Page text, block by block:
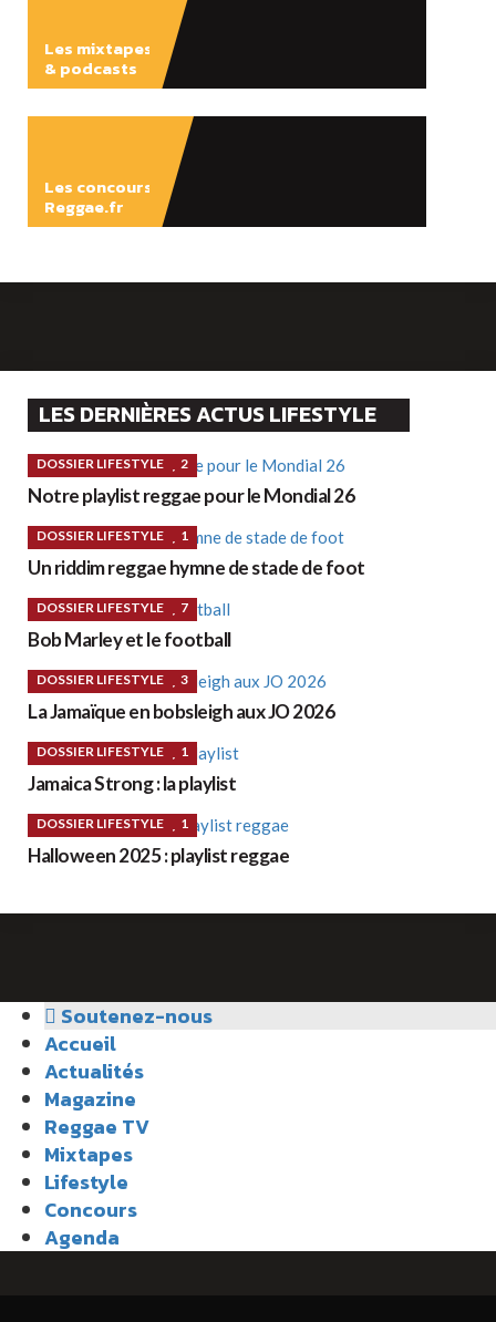
Les mixtapes
& podcasts
Les concours
Reggae.fr
LES DERNIÈRES ACTUS LIFESTYLE
DOSSIER LIFESTYLE 2
Notre playlist reggae pour le Mondial 26
DOSSIER LIFESTYLE 1
Un riddim reggae hymne de stade de foot
DOSSIER LIFESTYLE 7
Bob Marley et le football
DOSSIER LIFESTYLE 3
La Jamaïque en bobsleigh aux JO 2026
DOSSIER LIFESTYLE 1
Jamaica Strong : la playlist
DOSSIER LIFESTYLE 1
Halloween 2025 : playlist reggae
Soutenez-nous
Accueil
Actualités
Magazine
Reggae TV
Mixtapes
Lifestyle
Concours
Agenda